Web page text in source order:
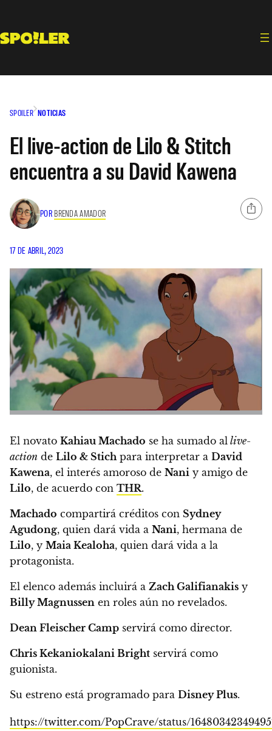
contenido
SPOILER NOTICIAS
El live-action de Lilo & Stitch
encuentra a su David Kawena
POR BRENDA AMADOR
17 DE ABRIL, 2023
El novato Kahiau Machado se ha sumado al live-
action de Lilo & Stich para interpretar a David
Kawena, el interés amoroso de Nani y amigo de
Lilo, de acuerdo con THR.
Machado compartirá créditos con Sydney
Agudong, quien dará vida a Nani, hermana de
Lilo, y Maia Kealoha, quien dará vida a la
protagonista.
El elenco además incluirá a Zach Galifianakis y
Billy Magnussen en roles aún no revelados.
Dean Fleischer Camp servirá como director.
Chris Kekaniokalani Bright servirá como
guionista.
Su estreno está programado para Disney Plus.
https://twitter.com/PopCrave/status/